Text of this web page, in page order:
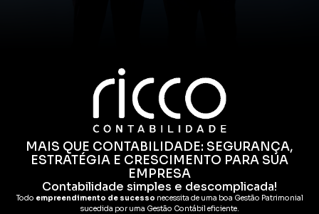
MAIS QUE CONTABILIDADE: SEGURANÇA,
ESTRATÉGIA E CRESCIMENTO PARA SUA
EMPRESA
Contabilidade simples e descomplicada!
Todo empreendimento de sucesso necessita de uma boa Gestão Patrimonial
sucedida por uma Gestão Contábil eficiente.